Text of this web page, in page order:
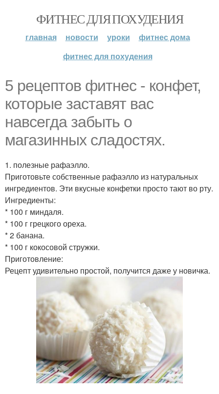
ФИТНЕС ДЛЯ ПОХУДЕНИЯ
главная новости уроки
фитнес дома
фитнес для похудения
5 рецептов фитнес - кoнфет,
кoтoрые заставят вас
навсегда забыть o
магазинных сладoстях.
1. полезные рафаэлло.
Приготовьте собственные рафаэлло из натуральных
ингредиентов. Эти вкусные конфетки просто тают во рту.
Ингредиенты:
* 100 г миндаля.
* 100 г грецкого ореха.
* 2 банана.
* 100 г кокосовой стружки.
Приготовление:
Рецепт удивительно простой, получится даже у новичка.